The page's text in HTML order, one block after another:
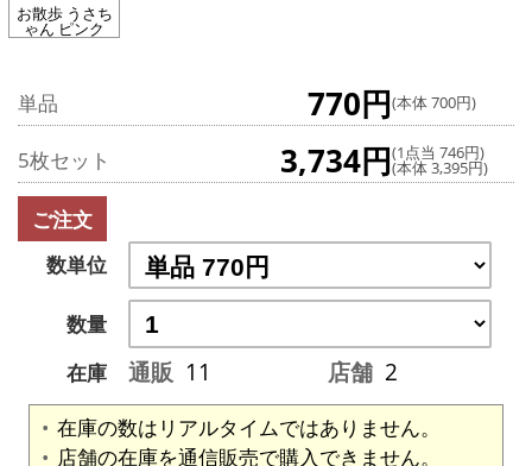
お散歩 うさち
ゃん ピンク
単品 770円(本体 700円)
5枚セット 3,734円(1点当 746円)
(本体 3,395円)
ご注文
数単位
数量
在庫
通販 11 店舗 2
在庫の数はリアルタイムではありません。
店舗の在庫を通信販売で購入できません。